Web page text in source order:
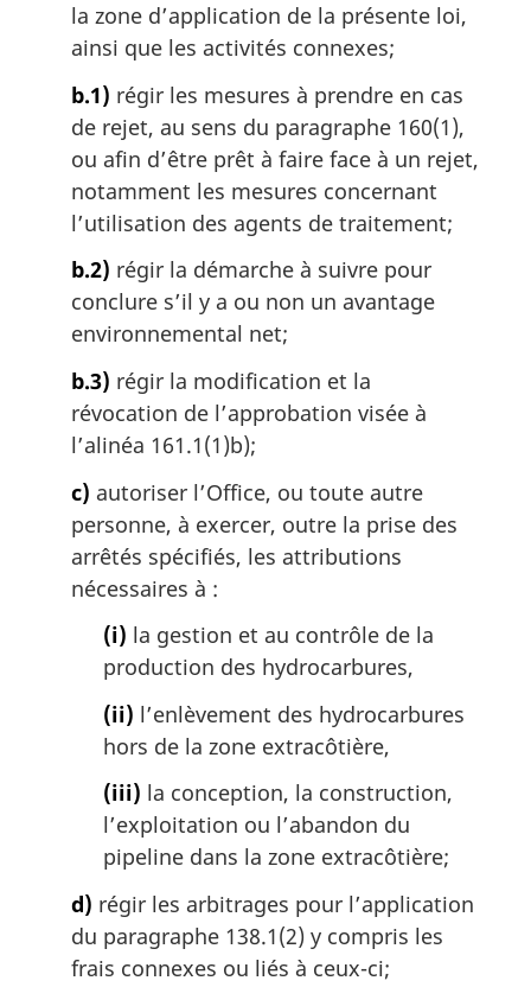
la zone d’application de la présente loi,
ainsi que les activités connexes;
b.1) régir les mesures à prendre en cas
de rejet, au sens du paragraphe 160(1),
ou afin d’être prêt à faire face à un rejet,
notamment les mesures concernant
l’utilisation des agents de traitement;
b.2) régir la démarche à suivre pour
conclure s’il y a ou non un avantage
environnemental net;
b.3) régir la modification et la
révocation de l’approbation visée à
l’alinéa 161.1(1)b);
c) autoriser l’Office, ou toute autre
personne, à exercer, outre la prise des
arrêtés spécifiés, les attributions
nécessaires à :
(i) la gestion et au contrôle de la
production des hydrocarbures,
(ii) l’enlèvement des hydrocarbures
hors de la zone extracôtière,
(iii) la conception, la construction,
l’exploitation ou l’abandon du
pipeline dans la zone extracôtière;
d) régir les arbitrages pour l’application
du paragraphe 138.1(2) y compris les
frais connexes ou liés à ceux-ci;